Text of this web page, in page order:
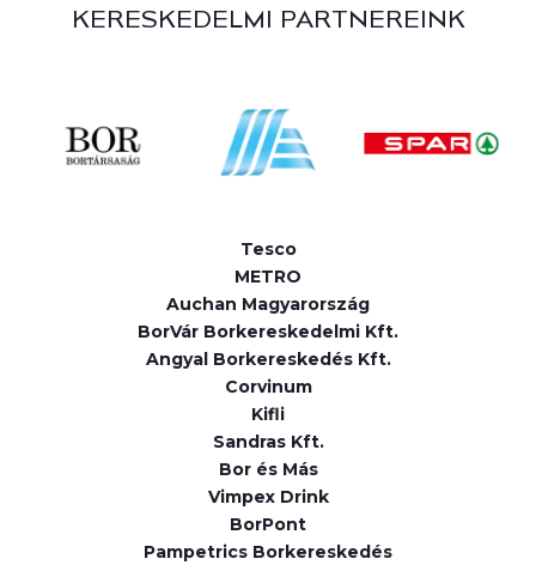
KERESKEDELMI PARTNEREINK
Tesco
METRO
Auchan Magyarország
BorVár Borkereskedelmi Kft.
Angyal Borkereskedés Kft.
Corvinum
Kifli
Sandras Kft.
Bor és Más
Vimpex Drink
BorPont
Pampetrics Borkereskedés